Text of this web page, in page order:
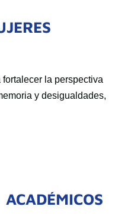
la perspectiva
y desigualdades,